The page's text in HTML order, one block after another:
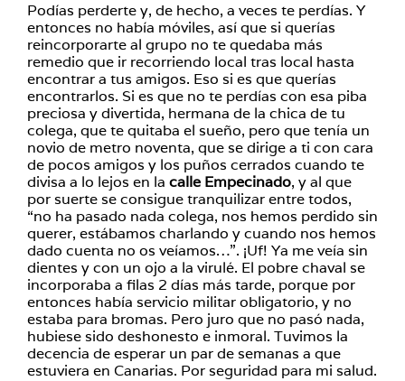
Podías perderte y, de hecho, a veces te perdías. Y
entonces no había móviles, así que si querías
reincorporarte al grupo no te quedaba más
remedio que ir recorriendo local tras local hasta
encontrar a tus amigos. Eso si es que querías
encontrarlos. Si es que no te perdías con esa piba
preciosa y divertida, hermana de la chica de tu
colega, que te quitaba el sueño, pero que tenía un
novio de metro noventa, que se dirige a ti con cara
de pocos amigos y los puños cerrados cuando te
divisa a lo lejos en la calle Empecinado, y al que
por suerte se consigue tranquilizar entre todos,
“no ha pasado nada colega, nos hemos perdido sin
querer, estábamos charlando y cuando nos hemos
dado cuenta no os veíamos…”. ¡Uf! Ya me veía sin
dientes y con un ojo a la virulé. El pobre chaval se
incorporaba a filas 2 días más tarde, porque por
entonces había servicio militar obligatorio, y no
estaba para bromas. Pero juro que no pasó nada,
hubiese sido deshonesto e inmoral. Tuvimos la
decencia de esperar un par de semanas a que
estuviera en Canarias. Por seguridad para mi salud.